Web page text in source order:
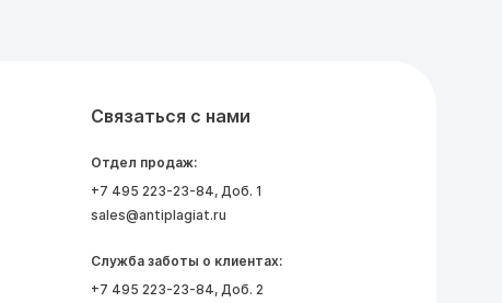
Связаться с нами
Отдел продаж:
+7 495 223-23-84, Доб. 1
sales@antiplagiat.ru
Служба заботы о клиентах:
+7 495 223-23-84, Доб. 2